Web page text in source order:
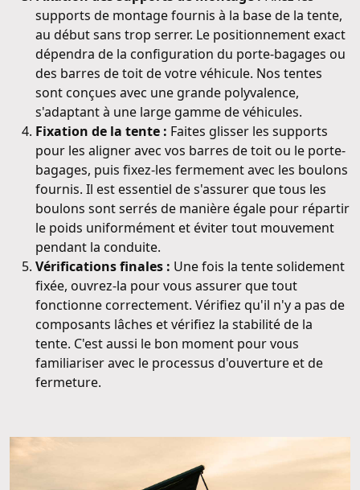
supports de montage fournis à la base de la tente,
au début sans trop serrer. Le positionnement exact
dépendra de la configuration du porte-bagages ou
des barres de toit de votre véhicule. Nos tentes
sont conçues avec une grande polyvalence,
s'adaptant à une large gamme de véhicules.
Fixation de la tente : Faites glisser les supports
pour les aligner avec vos barres de toit ou le porte-
bagages, puis fixez-les fermement avec les boulons
fournis. Il est essentiel de s'assurer que tous les
boulons sont serrés de manière égale pour répartir
le poids uniformément et éviter tout mouvement
pendant la conduite.
Vérifications finales : Une fois la tente solidement
fixée, ouvrez-la pour vous assurer que tout
fonctionne correctement. Vérifiez qu'il n'y a pas de
composants lâches et vérifiez la stabilité de la
tente. C'est aussi le bon moment pour vous
familiariser avec le processus d'ouverture et de
fermeture.